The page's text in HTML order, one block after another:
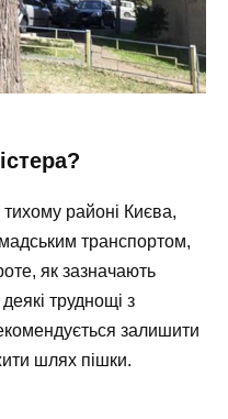
районі Києва,
транспортом,
як зазначають
труднощі з
залишити
шлях пішки.